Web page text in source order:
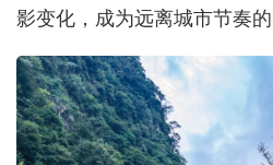
影变化，成为远离城市节奏的